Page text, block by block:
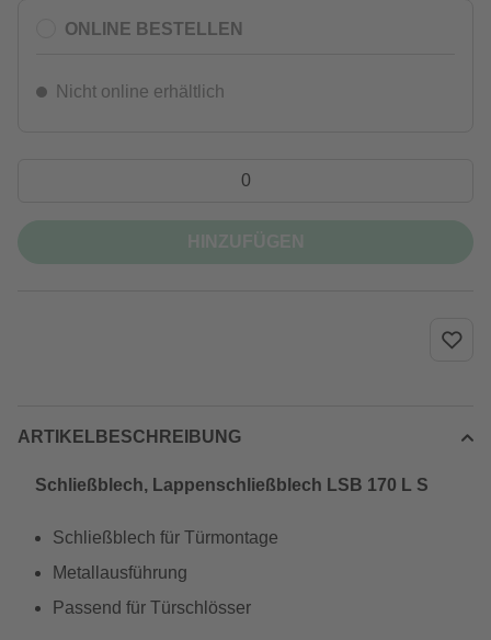
ONLINE BESTELLEN
Nicht online erhältlich
ARTIKELBESCHREIBUNG
Schließblech, Lappenschließblech LSB 170 L S
Schließblech für Türmontage
Metallausführung
Passend für Türschlösser